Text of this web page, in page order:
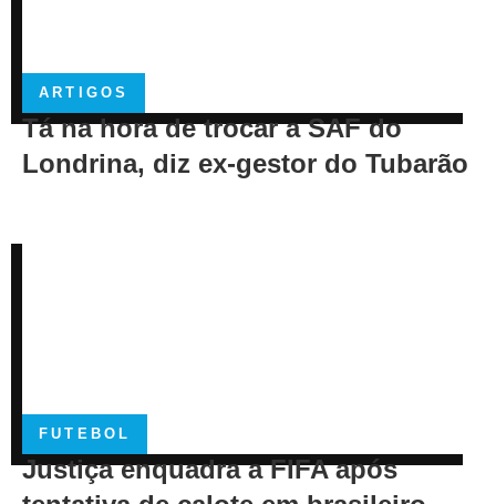
ARTIGOS
Tá na hora de trocar a SAF do
Londrina, diz ex-gestor do Tubarão
FUTEBOL
Justiça enquadra a FIFA após